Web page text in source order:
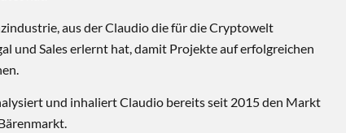
aus der Claudio die für die Cryptowelt
und Sales erlernt hat, damit Projekte auf erfolgreichen
und inhaliert Claudio bereits seit 2015 den Markt